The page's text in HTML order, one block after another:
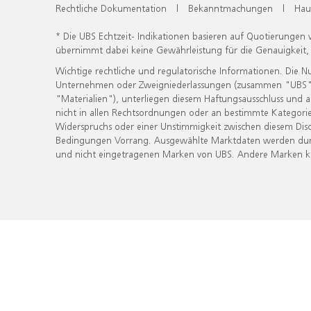
Rechtliche Dokumentation | Bekanntmachungen |
* Die UBS Echtzeit- Indikationen basieren auf
übernimmt dabei keine Gewährleistung für die
Wichtige rechtliche und regulatorische Informationen. Die
Unternehmen oder Zweigniederlassungen (zusammen
"Materialien"), unterliegen diesem Haftungsausschluss
nicht in allen Rechtsordnungen oder an bestimmte
Widerspruchs oder einer Unstimmigkeit zwischen diesem
Bedingungen Vorrang. Ausgewählte Marktdaten werden
und nicht eingetragenen Marken von UBS. Andere Marken